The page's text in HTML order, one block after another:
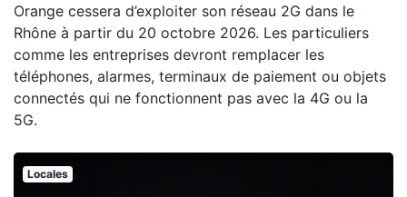
Orange cessera d’exploiter son réseau 2G dans le
Rhône à partir du 20 octobre 2026. Les particuliers
comme les entreprises devront remplacer les
téléphones, alarmes, terminaux de paiement ou objets
connectés qui ne fonctionnent pas avec la 4G ou la
5G.
Locales